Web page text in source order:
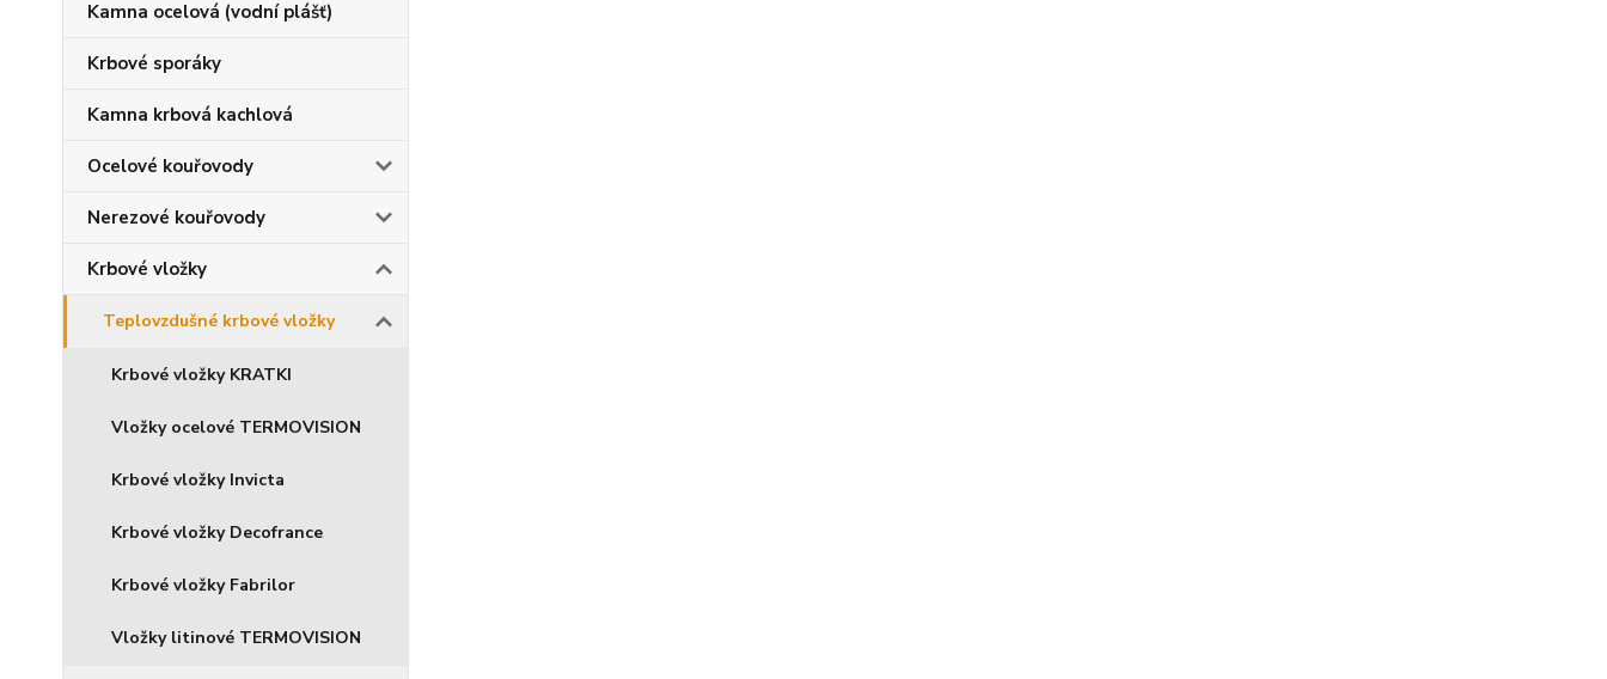
Kamna ocelová (vodní plášť)
Krbové sporáky
Kamna krbová kachlová
Ocelové kouřovody
Nerezové kouřovody
Krbové vložky
Teplovzdušné krbové vložky
Krbové vložky KRATKI
Vložky ocelové TERMOVISION
Krbové vložky Invicta
Krbové vložky Decofrance
Krbové vložky Fabrilor
Vložky litinové TERMOVISION